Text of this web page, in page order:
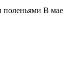
поленьями В мае